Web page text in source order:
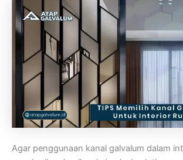
Agar penggunaan kanal galvalum dalam